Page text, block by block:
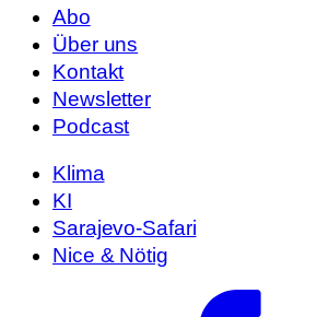
Abo
Über uns
Kontakt
Newsletter
Podcast
Klima
KI
Sarajevo-Safari
Nice & Nötig